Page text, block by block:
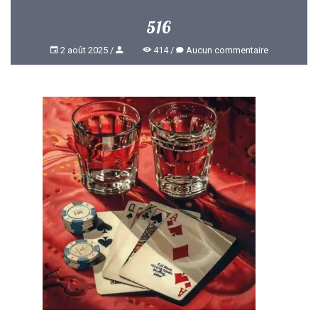
516
2 août 2025 414 Aucun commentaire